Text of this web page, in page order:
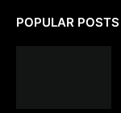
POPULAR POSTS